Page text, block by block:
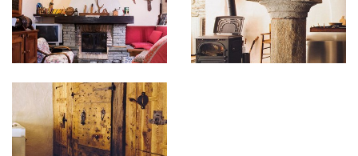
Per festeggiare i30 anni di attività
i suoi collaboratori hanno dato vita ad una nuova
attività: unCentroServizi e
destinato atutte le necessità di un territorio